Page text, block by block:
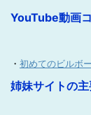
YouTube動画
・ 初めてのビルボ
姉妹サイトの